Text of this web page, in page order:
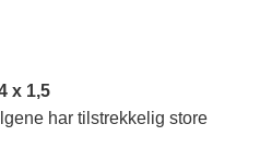
x 1,5
har tilstrekkelig store